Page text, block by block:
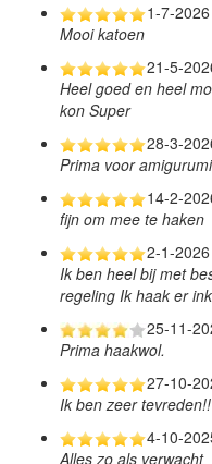
1-7-
Mooi katoen
21-5-
Heel goed en heel
kon Super
28-3-
Prima voor
14-2-
fijn om mee te haken
2-1-
Ik ben heel bij met
regeling Ik haak er
25-11-
Prima haakwol.
27-10-
Ik ben zeer
4-10-
Alles zo als verwacht